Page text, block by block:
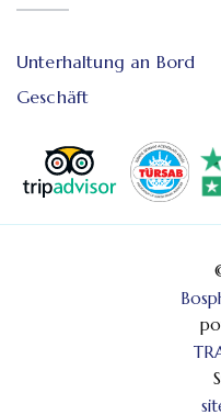
Unterhaltung an Bord
Geschäft